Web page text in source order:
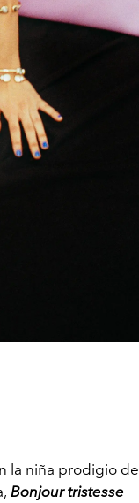
la niña prodigio de
Bonjour tristesse